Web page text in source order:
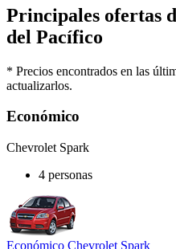
Principales ofertas
del Pacífico
* Precios encontrados en las
actualizarlos.
Económico
Chevrolet Spark
4 personas
Económico Chevrolet Spark